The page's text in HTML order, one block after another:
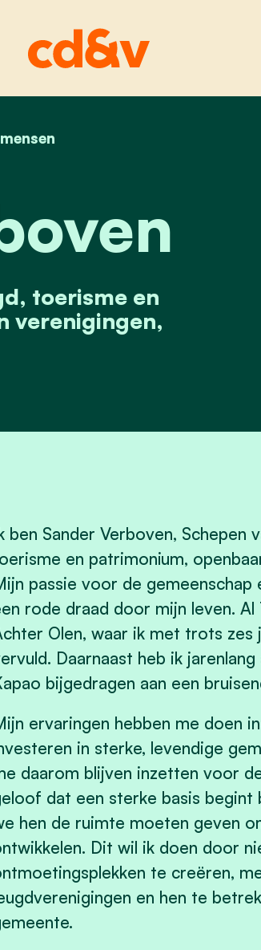
toerisme en
verenigingen,
ben Sander Verboven, Schepen
en patrimonium,
passie voor de
rode draad door mijn leven.
Olen, waar ik met trots zes
Daarnaast heb ik
bijgedragen aan een
ervaringen hebben me doen
in sterke, levendige
daarom blijven inzetten voor
dat een sterke basis begint
hen de ruimte moeten geven
Dit wil ik doen door
te creëren,
en hen te